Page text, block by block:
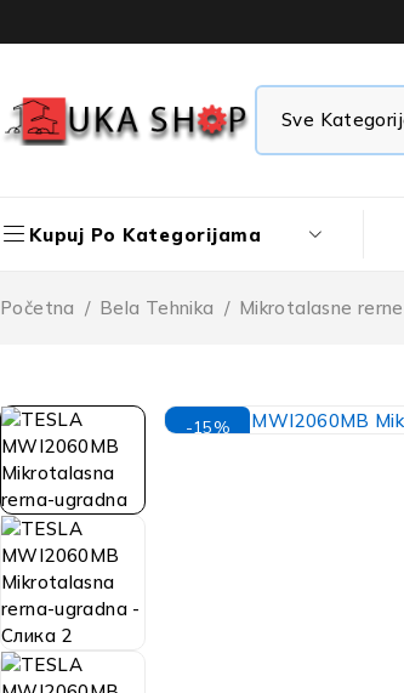
Kupuj Po Kategorijama
Početna / Bela Tehnika / Mikrotalasne rerne
-15%